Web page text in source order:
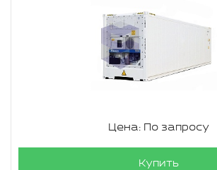
Цена: По запросу
Купить